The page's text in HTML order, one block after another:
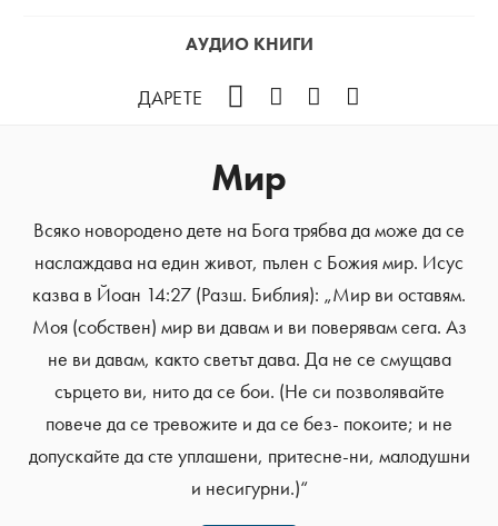
АУДИО КНИГИ
ДАРЕТЕ FacebookInstagram
YouTube
Мир
Всяко новородено дете на Бога трябва да може да се
наслаждава на един живот, пълен с Божия мир. Исус
казва в Йоан 14:27 (Разш. Библия): „Мир ви оставям.
Моя (собствен) мир ви давам и ви поверявам сега. Аз
не ви давам, както светът дава. Да не се смущава
сърцето ви, нито да се бои. (Не си позволявайте
повече да се тревожите и да се без- покоите; и не
допускайте да сте уплашени, притесне-ни, малодушни
и несигурни.)“